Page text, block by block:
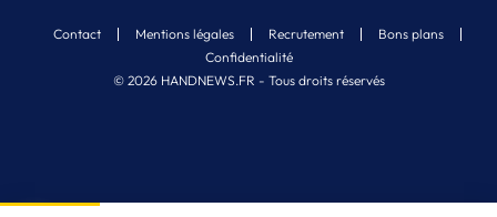
Fermer
© 2026 HANDNEWS.FR - Tous droits réservés
Contact Mentions légales Recrutement
Bons plans
Confidentialité
6